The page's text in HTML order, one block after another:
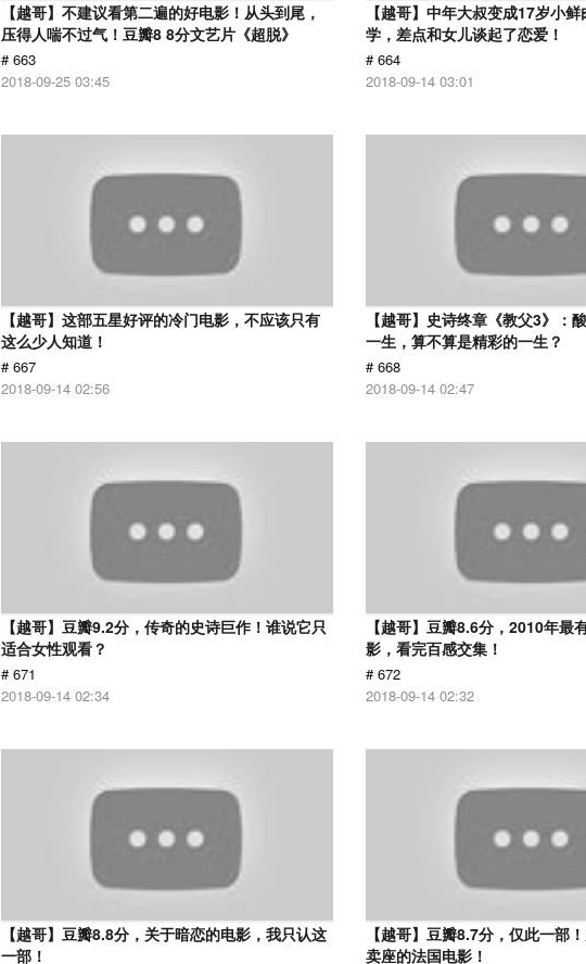
【越哥】不建议看第二遍的好电影！从头到尾，
压得人喘不过气！豆瓣8 8分文艺片《超脱》
# 663
2018-09-25 03:45
【越哥】中年大叔变成17岁小
学，差点和女儿谈起了恋爱！
# 664
2018-09-14 03:01
【越哥】这部五星好评的冷门电影，不应该只有
这么少人知道！
# 667
2018-09-14 02:56
【越哥】史诗终章《教父3》：
一生，算不算是精彩的一生？
# 668
2018-09-14 02:47
【越哥】豆瓣9.2分，传奇的史诗巨作！谁说它只
适合女性观看？
# 671
2018-09-14 02:34
【越哥】豆瓣8.6分，2010年最
影，看完百感交集！
# 672
2018-09-14 02:32
【越哥】豆瓣8.8分，关于暗恋的电影，我只认这
一部！
【越哥】豆瓣8.7分，仅此一部
卖座的法国电影！